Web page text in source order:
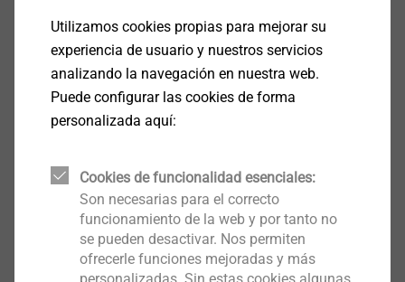
gabinete y control
luces y lámparas
Mostrar
Utilizamos cookies propias para mejorar su
experiencia de usuario y nuestros servicios
analizando la navegación en nuestra web.
Puede configurar las cookies de forma
personalizada aquí:
Cookies de funcionalidad esenciales:
Son necesarias para el correcto
funcionamiento de la web y por tanto no
se pueden desactivar. Nos permiten
ofrecerle funciones mejoradas y más